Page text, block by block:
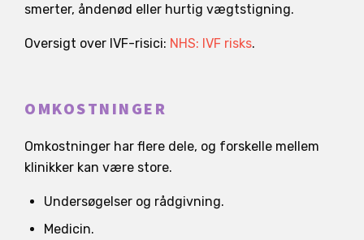
smerter, åndenød eller hurtig vægtstigning.
Oversigt over IVF-risici: NHS: IVF risks.
OMKOSTNINGER
Omkostninger har flere dele, og forskelle mellem
klinikker kan være store.
Undersøgelser og rådgivning.
Medicin.